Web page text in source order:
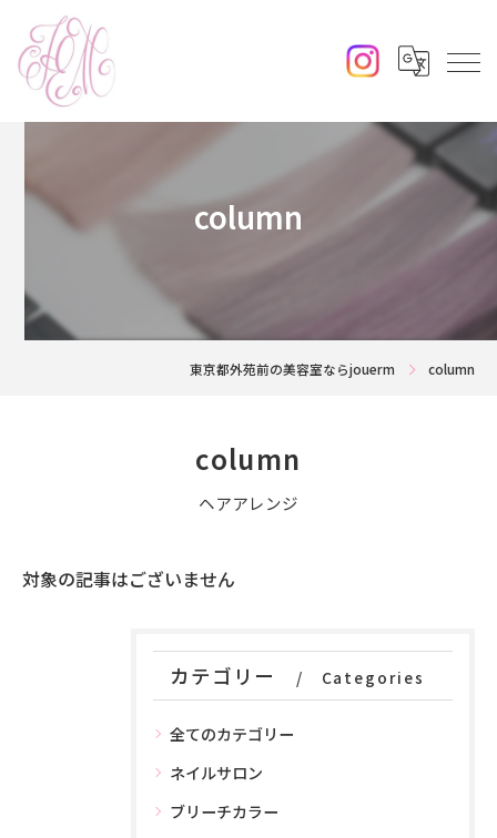
column
東京都外苑前の美容室ならjouerm column
column
ヘアアレンジ
対象の記事はございません
カテゴリー Categories
全てのカテゴリー
ネイルサロン
ブリーチカラー